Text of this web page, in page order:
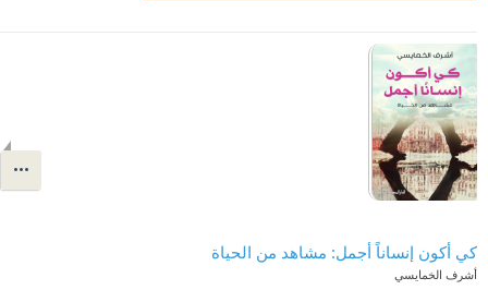
كي أكون إنساناً أجمل: مشاهد من الحياة
أشرف الخمايسي